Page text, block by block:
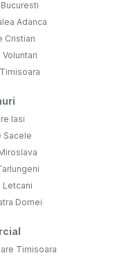
Adanca
Cristian
Iasi
Sacele
Letcani
Dornei
Timisoara